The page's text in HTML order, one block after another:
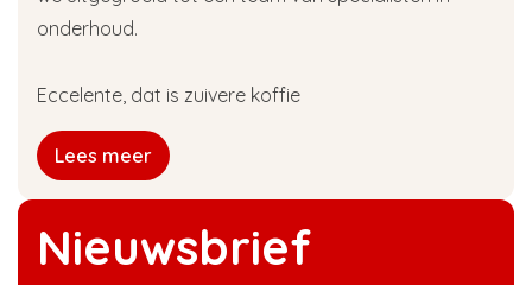
Aperçu de nos grains de café
Vous hésitez entre plusieurs saveurs ? Dans
l'aperçu ci-dessous, vous pouvez facilement
comparer tous les cafés de spécialité Eccellente
d'origine unique en fonction de leur caractère,
Nieuwsbrief
onderhoud.
Eccelente, dat is zuivere koffie
Lees meer